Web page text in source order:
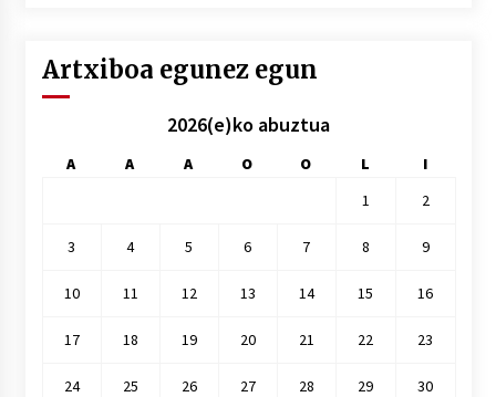
Artxiboa egunez egun
2026(e)ko abuztua
A A A O O L
I
1
2
3 4 5 6 7 8 9
10 11 12 13 14 15 16
17 18 19 20 21 22 23
24 25 26 27 28 29 30